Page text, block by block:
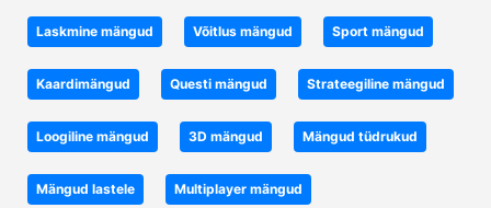
Laskmine mängud Võitlus mängud Sport mängud
Kaardimängud Questi mängud Strateegiline mängud
Loogiline mängud 3D mängud Mängud tüdrukud
Mängud lastele Multiplayer mängud